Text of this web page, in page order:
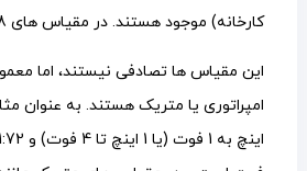
کارخانه) موجود هستند. در مقیاس های 1:48 تا 1:600.
این مقیاس ها تصادفی نیستند، اما